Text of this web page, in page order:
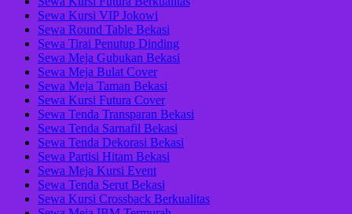
Sewa Kursi VIP Jokowi
Sewa Round Table Bekasi
Sewa Tirai Penutup Dinding
Sewa Meja Gubukan Bekasi
Sewa Meja Bulat Cover
Sewa Meja Taman Bekasi
Sewa Kursi Futura Cover
Sewa Tenda Transparan Bekasi
Sewa Tenda Sarnafil Bekasi
Sewa Tenda Dekorasi Bekasi
Sewa Partisi Hitam Bekasi
Sewa Meja Kursi Event
Sewa Tenda Serut Bekasi
Sewa Kursi Crossback Berkualitas